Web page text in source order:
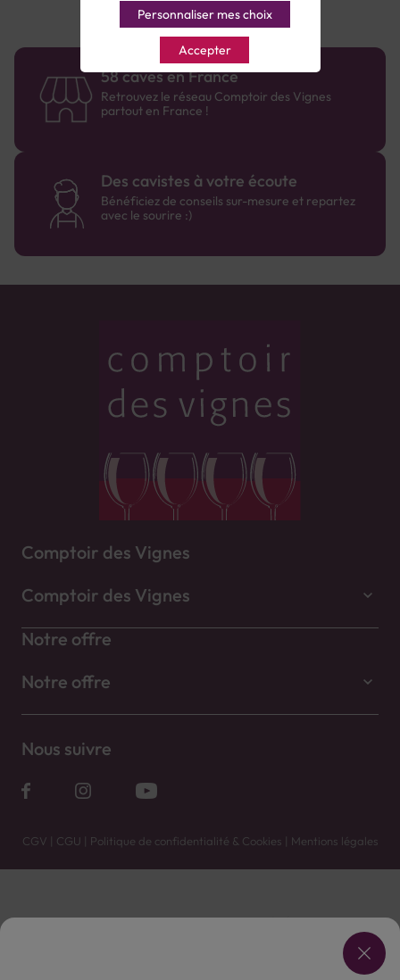
58 caves en France
Retrouvez le réseau Comptoir des Vignes
partout en France !
Des cavistes à votre écoute
Bénéficiez de conseils sur-mesure et repartez
avec le sourire :)
Comptoir des Vignes
Comptoir des Vignes
Notre offre
Notre offre
Nous suivre
CGV | CGU | Politique de confidentialité & Cookies | Mentions légales
Vente uniquement en caves. Contactez votre caviste pour plus de renseignements.
L'ABUS D'ALCOOL EST DANGEREUX POUR LA SANTÉ, À CONSOMMER AVEC MODÉRATION.
Personnaliser mes choix
Accepter